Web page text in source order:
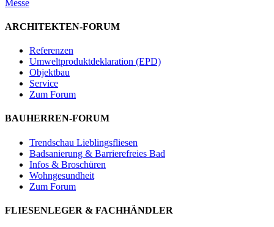
Messe
ARCHITEKTEN-FORUM
Referenzen
Umweltproduktdeklaration (EPD)
Objektbau
Service
Zum Forum
BAUHERREN-FORUM
Trendschau Lieblingsfliesen
Badsanierung & Barrierefreies Bad
Infos & Broschüren
Wohngesundheit
Zum Forum
FLIESENLEGER & FACHHÄNDLER